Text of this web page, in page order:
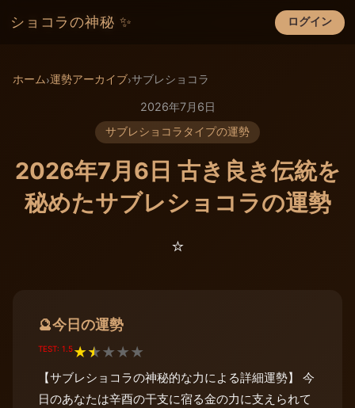
ショコラの神秘 ✨ ログイン
×
ホーム›運勢アーカイブ›サブレショコラ
2026年7月6日
サブレショコラタイプの運勢
2026年7月6日 古き良き伝統を
秘めたサブレショコラの運勢
⭐️
🔮今日の運勢
TEST: 1.5★★★★★
【サブレショコラの神秘的な力による詳細運勢】 今
日のあなたは辛酉の干支に宿る金の力に支えられて